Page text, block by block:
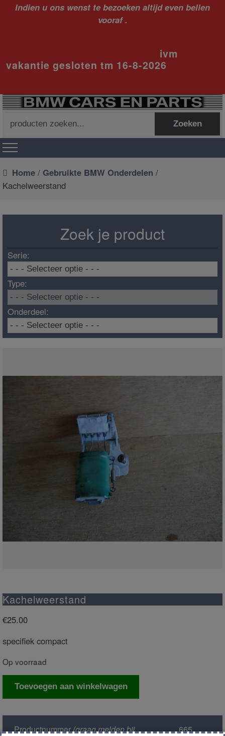
Indien u ons wenst te bezoeken altijd even bellen
vooraf .
ivm
vakantie gesloten tm 16-8-2026
naar:
Zoeken
Home / Gebruikte BMW Onderdelen /
Kachelweerstand
Zoek je product
Serie:
Type:
Onderdeel:
Kachelweerstand
€25.00
specifiek compact
Op voorraad
Kachelweerstand
Toevoegen aan winkelwagen
Productnummer(graag melden bij
665